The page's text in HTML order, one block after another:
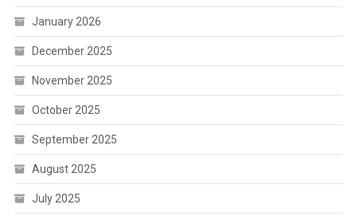
January 2026
December 2025
November 2025
October 2025
September 2025
August 2025
July 2025